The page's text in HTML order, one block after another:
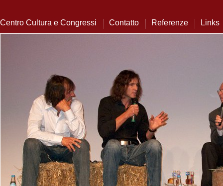
Centro Cultura e Congressi Contatto Referenze Links